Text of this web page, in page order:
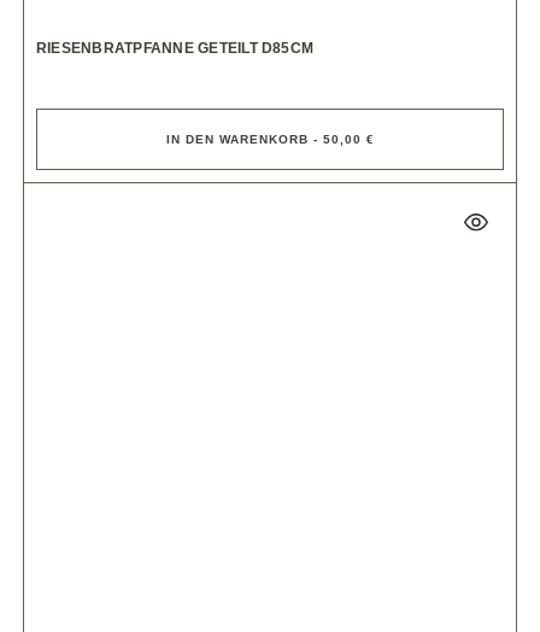
RIESENBRATPFANNE GETEILT D85CM
IN DEN WARENKORB - 50,00 €